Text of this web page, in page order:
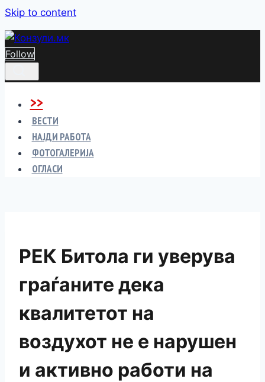
Skip to content
Follow
>>
ВЕСТИ
НАЈДИ РАБОТА
ФОТОГАЛЕРИЈА
ОГЛАСИ
РЕК Битола ги уверува
граѓаните дека
квалитетот на
воздухот не е нарушен
и активно работи на